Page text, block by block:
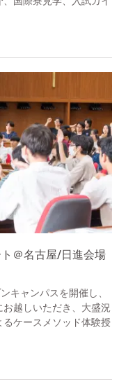
＠名古屋/日進会場
キャンパスを開催し、
越しいただき、大盛況
ケースメソッド体験授